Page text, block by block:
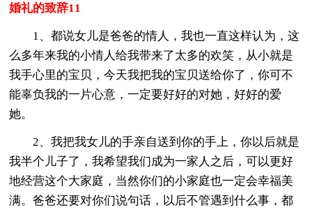
婚礼的致辞11
1、都说女儿是爸爸的情人，我也一直这样认为，这
么多年来我的小情人给我带来了太多的欢笑，从小就是
我手心里的宝贝，今天我把我的宝贝送给你了，你可不
能辜负我的一片心意，一定要好好的对她，好好的爱
她。
2、我把我女儿的手亲自送到你的手上，你以后就是
我半个儿子了，我希望我们成为一家人之后，可以更好
地经营这个大家庭，当然你们的小家庭也一定会幸福美
满。爸爸还要对你们说句话，以后不管遇到什么事，都